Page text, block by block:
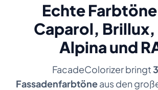
Echte
Caparol, Brillux,
Alpina und
FacadeColorizer bringt
Fassadenfarbtöneaus den